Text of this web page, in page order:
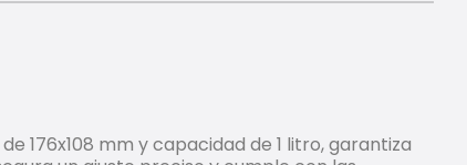
176x108 mm y capacidad de 1 litro, garantiza